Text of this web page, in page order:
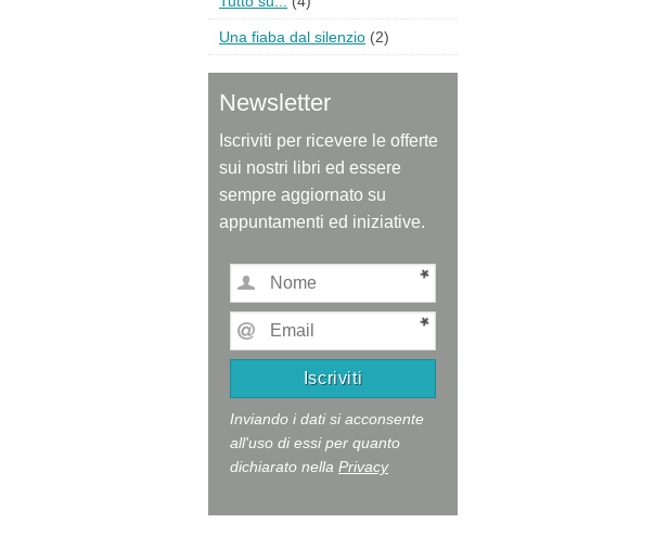
Una fiaba dal silenzio (2)
Newsletter
Iscriviti per ricevere le offerte
sui nostri libri ed essere
sempre aggiornato su
appuntamenti ed iniziative.
Inviando i dati si acconsente
all'uso di essi per quanto
dichiarato nella Privacy